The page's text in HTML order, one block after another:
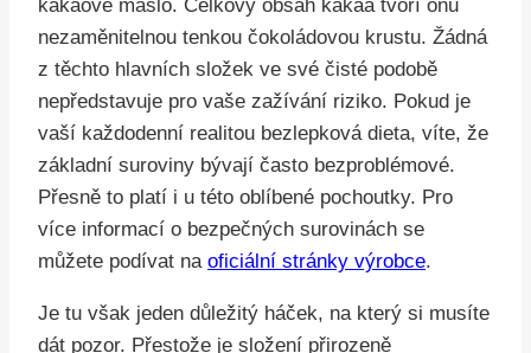
kakaové máslo. Celkový obsah kakaa tvoří onu
nezaměnitelnou tenkou čokoládovou krustu. Žádná
z těchto hlavních složek ve své čisté podobě
nepředstavuje pro vaše zažívání riziko. Pokud je
vaší každodenní realitou bezlepková dieta, víte, že
základní suroviny bývají často bezproblémové.
Přesně to platí i u této oblíbené pochoutky. Pro
více informací o bezpečných surovinách se
můžete podívat na oficiální stránky výrobce.
Je tu však jeden důležitý háček, na který si musíte
dát pozor. Přestože je složení přirozeně